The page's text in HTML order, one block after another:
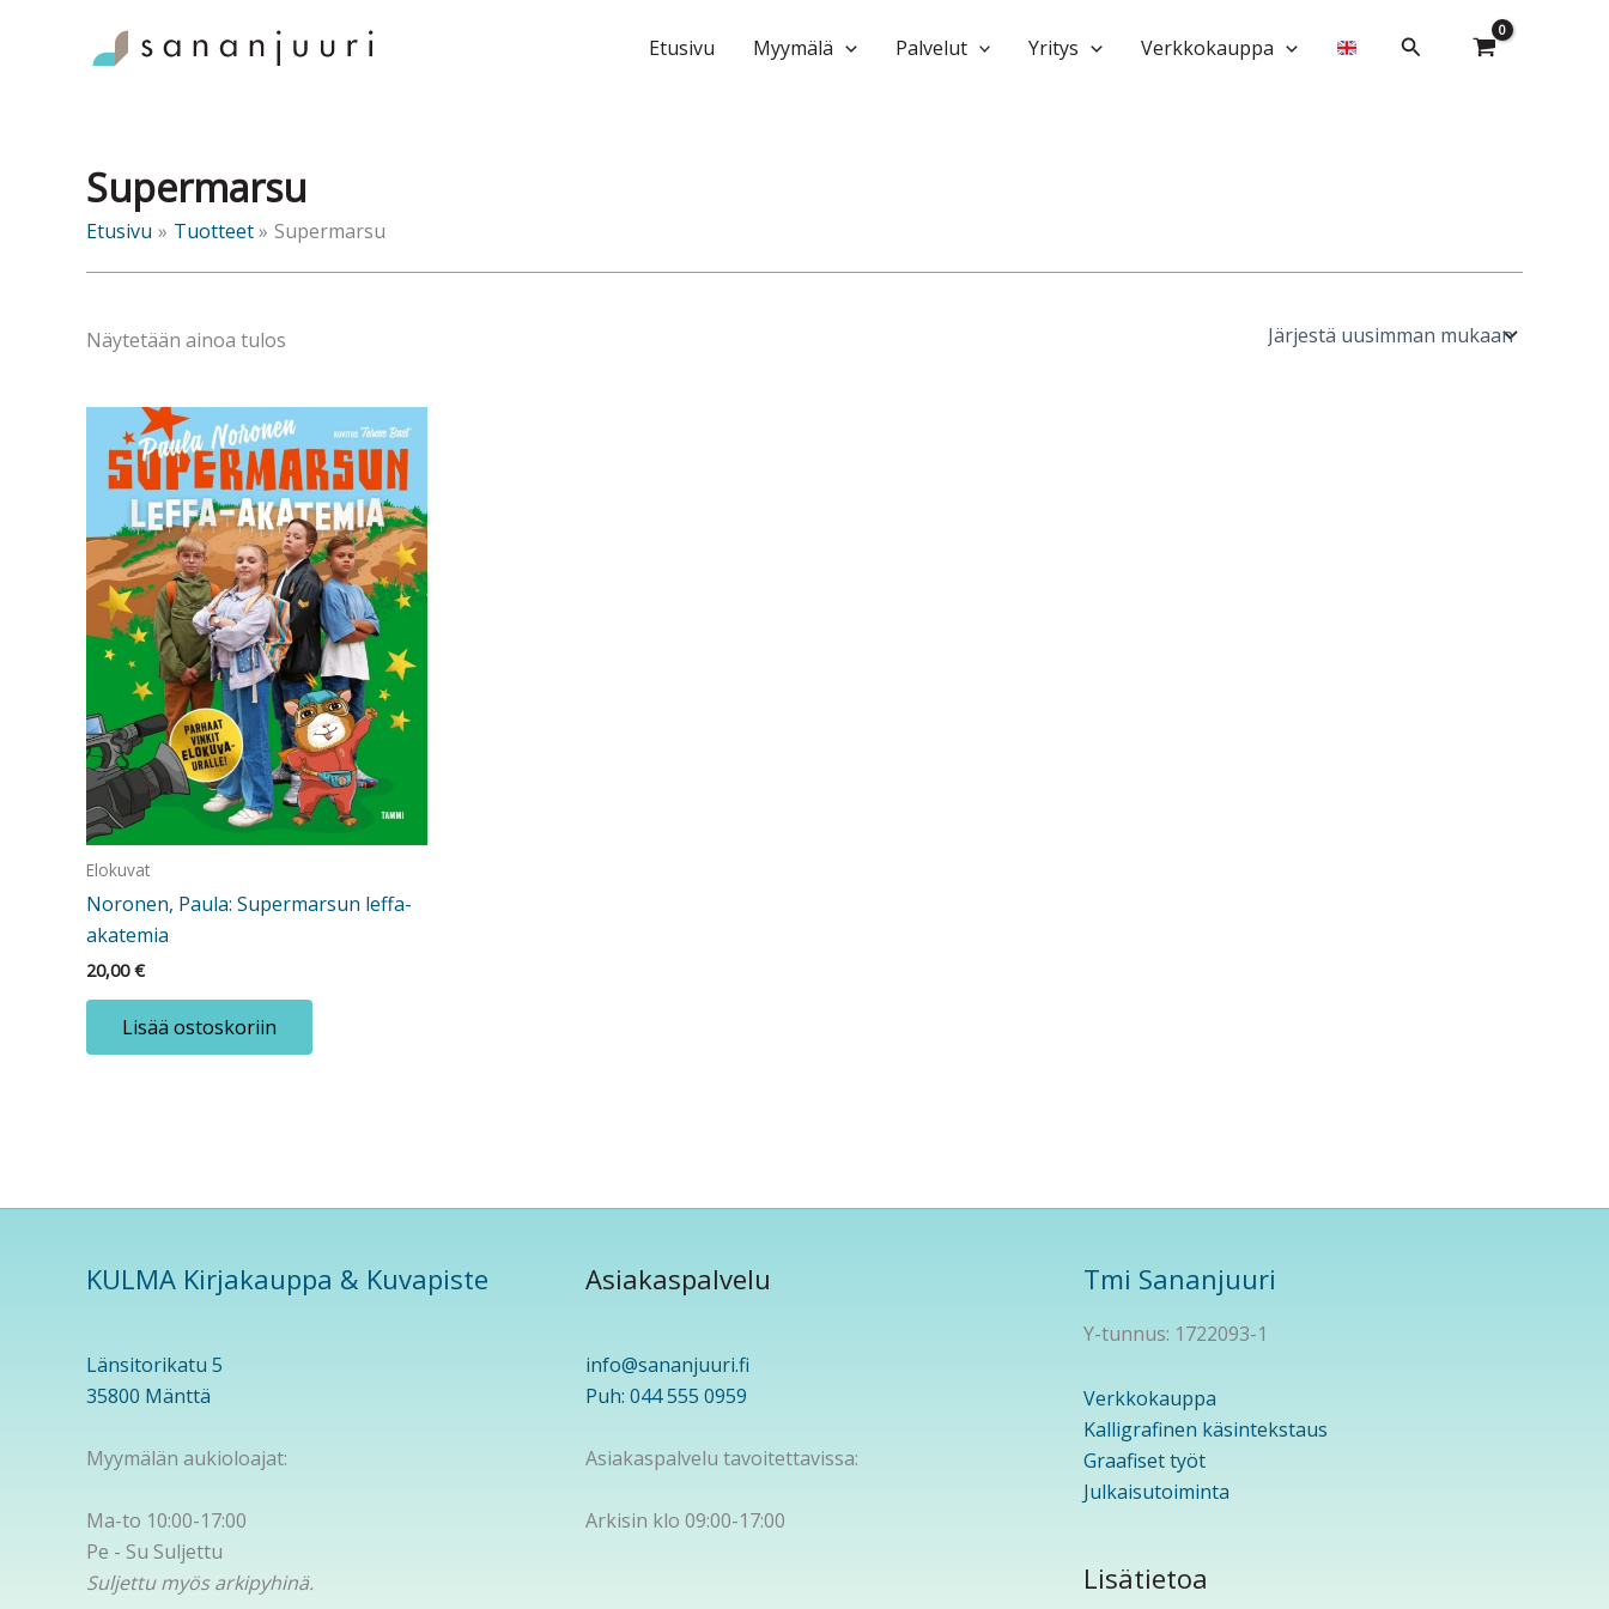
Etusivu Myymälä Palvelut Yritys Verkkokauppa Hae
Supermarsu
Etusivu Tuotteet Supermarsu
Näytetään ainoa tulos
Elokuvat
Noronen, Paula: Supermarsun leffa-
akatemia
20,00€
Lisää ostoskoriin
KULMA Kirjakauppa & Kuvapiste
Länsitorikatu 5
35800 Mänttä
Myymälän aukioloajat:
Ma-to 10:00-17:00
Pe - Su Suljettu
Suljettu myös arkipyhinä.
Asiakaspalvelu
info@sananjuuri.fi
Puh: 044 555 0959
Asiakaspalvelu tavoitettavissa:
Arkisin klo 09:00-17:00
Tmi Sananjuuri
Y-tunnus: 1722093-1
Verkkokauppa
Kalligrafinen käsintekstaus
Graafiset työt
Julkaisutoiminta
Lisätietoa